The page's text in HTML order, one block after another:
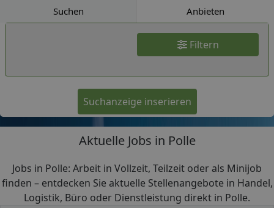
Suchen Anbieten
Filtern
Suchanzeige inserieren
Aktuelle Jobs in Polle
Jobs in Polle: Arbeit in Vollzeit, Teilzeit oder als Minijob
finden – entdecken Sie aktuelle Stellenangebote in Handel,
Logistik, Büro oder Dienstleistung direkt in Polle.